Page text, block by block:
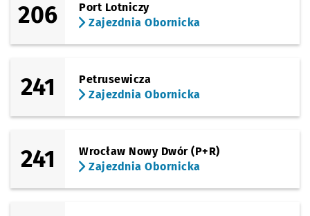
206
Port Lotniczy
Zajezdnia Obornicka
241
Petrusewicza
Zajezdnia Obornicka
241
Wrocław Nowy Dwór (P+R)
Zajezdnia Obornicka